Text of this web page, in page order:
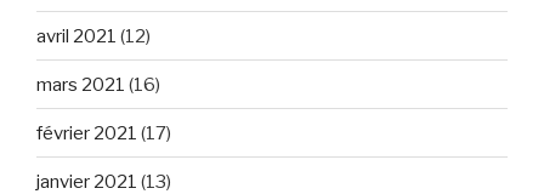
avril 2021 (12)
mars 2021 (16)
février 2021 (17)
janvier 2021 (13)